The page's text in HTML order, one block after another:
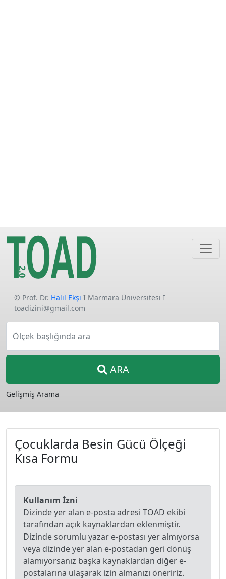
© Prof. Dr. Halil Ekşi I Marmara Üniversitesi I
toadizini@gmail.com
Ölçek başlığında ara
ARA
Gelişmiş Arama
Çocuklarda Besin Gücü Ölçeği
Kısa Formu
Kullanım İzni
Dizinde yer alan e-posta adresi TOAD ekibi
tarafından açık kaynaklardan eklenmiştir.
Dizinde sorumlu yazar e-postası yer almıyorsa
veya dizinde yer alan e-postadan geri dönüş
alamıyorsanız başka kaynaklardan diğer e-
postalarına ulaşarak izin almanızı öneririz.